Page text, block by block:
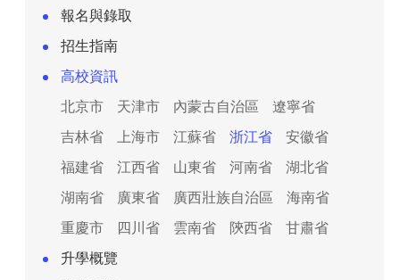
報名與錄取
招生指南
高校資訊
北京市
天津市 內蒙古自治區
遼寧省
吉林省
上海市 江蘇省 浙江省
安徽省
福建省
江西省 山東省 河南省
湖北省
湖南省
廣東省 廣西壯族自治區
海南省
重慶市
四川省 雲南省 陝西省
甘肅省
升學概覽